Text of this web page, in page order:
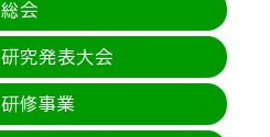
総会
研究発表大会
研修事業